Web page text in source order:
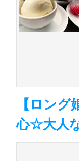
【ロン
心☆大人